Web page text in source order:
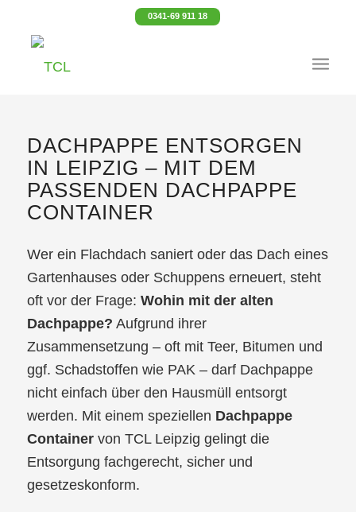
0341-69 911 18
DACHPAPPE ENTSORGEN
IN LEIPZIG – MIT DEM
PASSENDEN DACHPAPPE
CONTAINER
Wer ein Flachdach saniert oder das Dach eines
Gartenhauses oder Schuppens erneuert, steht
oft vor der Frage: Wohin mit der alten
Dachpappe? Aufgrund ihrer
Zusammensetzung – oft mit Teer, Bitumen und
ggf. Schadstoffen wie PAK – darf Dachpappe
nicht einfach über den Hausmüll entsorgt
werden. Mit einem speziellen Dachpappe
Containervon TCL Leipzig gelingt die
Entsorgung fachgerecht, sicher und
gesetzeskonform.